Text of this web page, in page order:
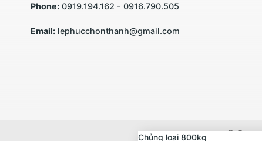
Chủng loại 800kg
Phone: 0919.194.162 - 0916.790.505
Email: lephucchonthanh@gmail.com
©